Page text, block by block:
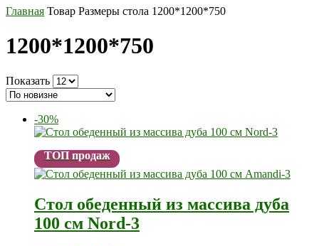
Главная Товар Размеры стола 1200*1200*750
1200*1200*750
Показать
-30%
ТОП продаж
Стол обеденный из массива дуба
100 см Nord-3